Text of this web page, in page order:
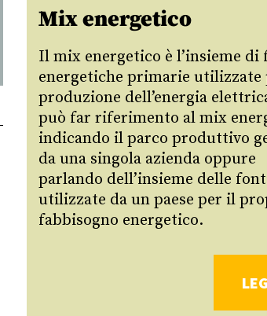
Mix energetico
Il mix energetico è l’insieme di
energetiche primarie utilizzate
produzione dell’energia
può far riferimento al mix
indicando il parco produttivo
da una singola azienda oppure
parlando dell’insieme delle
utilizzate da un paese per il
fabbisogno energetico.